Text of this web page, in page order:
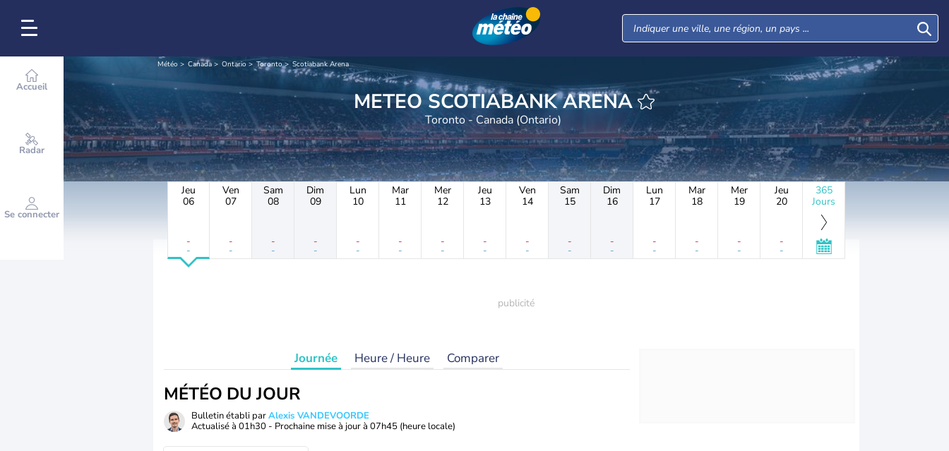
Accueil
Radar
Se connecter
Météo Canada Ontario Toronto Scotiabank Arena
METEO SCOTIABANK ARENA
Toronto - Canada (Ontario)
Jeu
06
-
-
Ven
07
-
-
Sam
08
-
-
Dim
09
-
-
Lun
10
-
-
Mar
11
-
-
Mer
12
-
-
Jeu
13
-
-
Ven
14
-
-
Sam
15
-
-
Dim
16
-
-
Lun
17
-
-
Mar
18
-
-
Mer
19
-
-
Jeu
20
-
-
365
Jours
Journée Heure / Heure Comparer
MÉTÉO DU JOUR
Bulletin établi parAlexis VANDEVOORDE
Actualisé à 01h30 - Prochaine mise à jour à 07h45 (heure locale)